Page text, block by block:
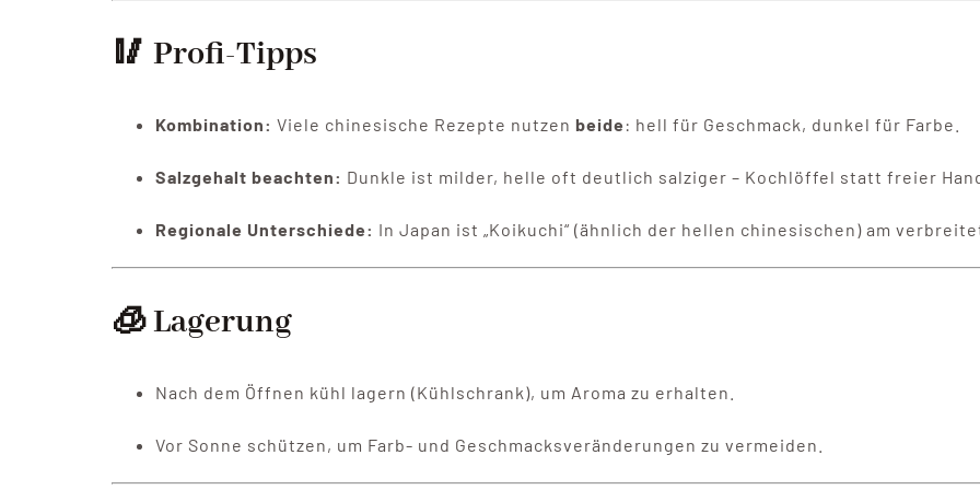
🥢 Profi-Tipps
Kombination: Viele chinesische Rezepte nutzen beide : hell für Geschmack, dunkel für Farbe.
Salzgehalt beachten: Dunkle ist milder, helle oft deutlich salziger – Kochlöffel statt freier
Regionale Unterschiede: In Japan ist „Koikuchi“ (ähnlich der hellen chinesischen) am
🧊 Lagerung
Nach dem Öffnen kühl lagern (Kühlschrank), um Aroma zu erhalten.
Vor Sonne schützen, um Farb- und Geschmacksveränderungen zu vermeiden.